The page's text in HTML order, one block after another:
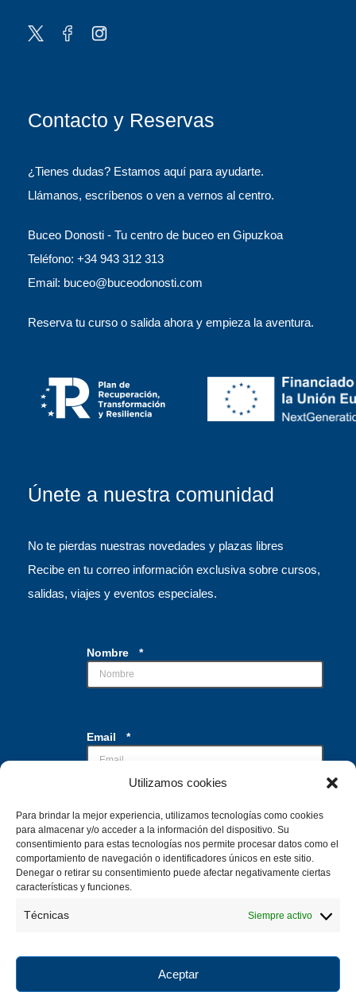
Utilizamos cookies
Para brindar la mejor experiencia, utilizamos tecnologías como cookies
para almacenar y/o acceder a la información del dispositivo. Su
consentimiento para estas tecnologías nos permite procesar datos como el
comportamiento de navegación o identificadores únicos en este sitio.
Denegar o retirar su consentimiento puede afectar negativamente ciertas
características y funciones.
Técnicas Siempre activo
Aceptar
Contacto y Reservas
¿Tienes dudas? Estamos aquí para ayudarte.
Llámanos, escríbenos o ven a vernos al centro.
Buceo Donosti - Tu centro de buceo en Gipuzkoa
Teléfono: +34 943 312 313
Email: buceo@buceodonosti.com
Reserva tu curso o salida ahora y empieza la aventura.
Únete a nuestra comunidad
No te pierdas nuestras novedades y plazas libres
Recibe en tu correo información exclusiva sobre cursos,
salidas, viajes y eventos especiales.
Nombre *
m
o
m
b
r
e
*
Email *
Casillas de verificación *
Acepto el tratamiento de mis datos con la
finalidad de recibir la información
solicitada